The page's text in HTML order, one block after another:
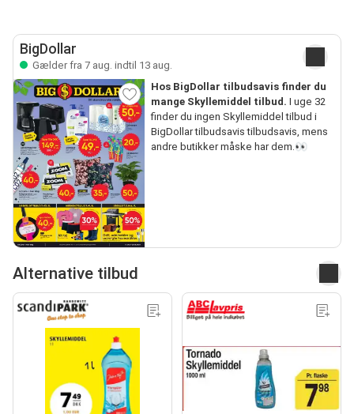
BigDollar
Gælder fra 7 aug. indtil 13 aug.
Hos BigDollar tilbudsavis finder du
mange Skyllemiddel tilbud. I uge 32
finder du ingen Skyllemiddel tilbud i
BigDollar tilbudsavis tilbudsavis, mens
andre butikker måske har dem.👀
Alternative tilbud